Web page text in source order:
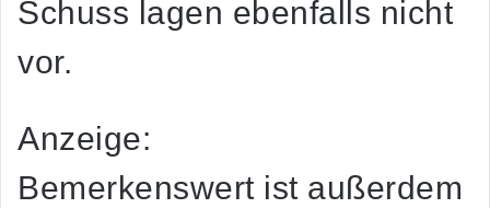
Schuss lagen ebenfalls nicht
vor.
Anzeige:
Bemerkenswert ist außerdem